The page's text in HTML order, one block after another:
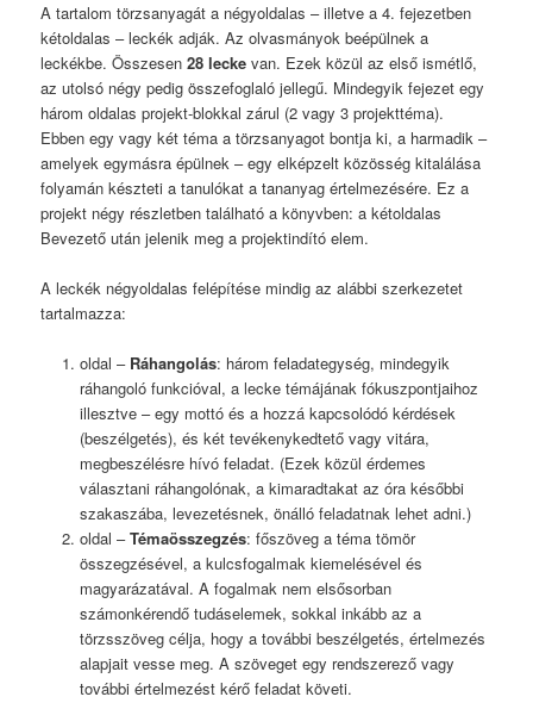
A tartalom törzsanyagát a négyoldalas – illetve a 4. fejezetben
kétoldalas – leckék adják. Az olvasmányok beépülnek a
leckékbe. Összesen28 lecke van. Ezek közül az első ismétlő,
az utolsó négy pedig összefoglaló jellegű. Mindegyik fejezet egy
három oldalas projekt-blokkal zárul (2 vagy 3 projekttéma).
Ebben egy vagy két téma a törzsanyagot bontja ki, a harmadik –
amelyek egymásra épülnek – egy elképzelt közösség kitalálása
folyamán készteti a tanulókat a tananyag értelmezésére. Ez a
projekt négy részletben található a könyvben: a kétoldalas
Bevezető után jelenik meg a projektindító elem.
A leckék négyoldalas felépítése mindig az alábbi szerkezetet
tartalmazza:
oldal – Ráhangolás: három feladategység, mindegyik
ráhangoló funkcióval, a lecke témájának fókuszpontjaihoz
illesztve – egy mottó és a hozzá kapcsolódó kérdések
(beszélgetés), és két tevékenykedtető vagy vitára,
megbeszélésre hívó feladat. (Ezek közül érdemes
választani ráhangolónak, a kimaradtakat az óra későbbi
szakaszába, levezetésnek, önálló feladatnak lehet adni.)
oldal –Témaösszegzés: főszöveg a téma tömör
összegzésével, a kulcsfogalmak kiemelésével és
magyarázatával. A fogalmak nem elsősorban
számonkérendő tudáselemek, sokkal inkább az a
törzsszöveg célja, hogy a további beszélgetés, értelmezés
alapjait vesse meg. A szöveget egy rendszerező vagy
további értelmezést kérő feladat követi.